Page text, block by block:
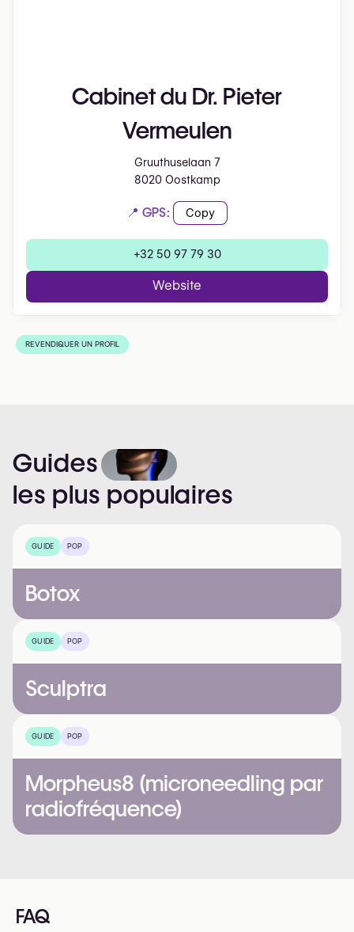
Cabinet du Dr. Pieter
Vermeulen
Gruuthuselaan 7
8020 Oostkamp
📍 GPS: Copy
+32 50 97 79 30
Website
REVENDIQUER UN PROFIL
Guides
les plus populaires
GUIDE POP
Botox
GUIDE POP
Sculptra
GUIDE POP
Morpheus8 (microneedling par
radiofréquence)
FAQ